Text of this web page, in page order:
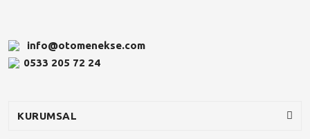
info@otomenekse.com
0533 205 72 24
KURUMSAL